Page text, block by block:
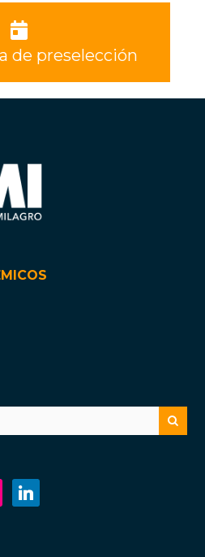
de preselección
flickr